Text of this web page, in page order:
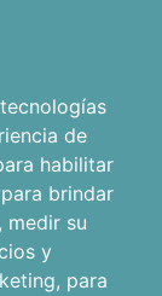
de
habilitar
para brindar
, medir su
y
, para